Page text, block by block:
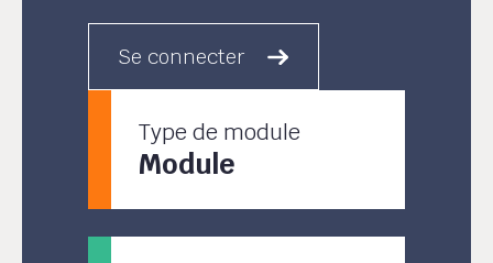
Se connecter
Type de module
Module